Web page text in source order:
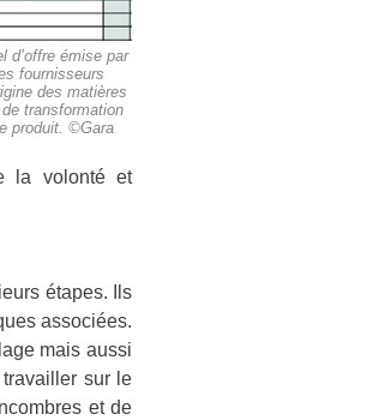
d’offre émise par
fournisseurs
des matières
transformation
produit. ©Gara
la volonté et
étapes. Ils
associées.
mais aussi
sur le
et de